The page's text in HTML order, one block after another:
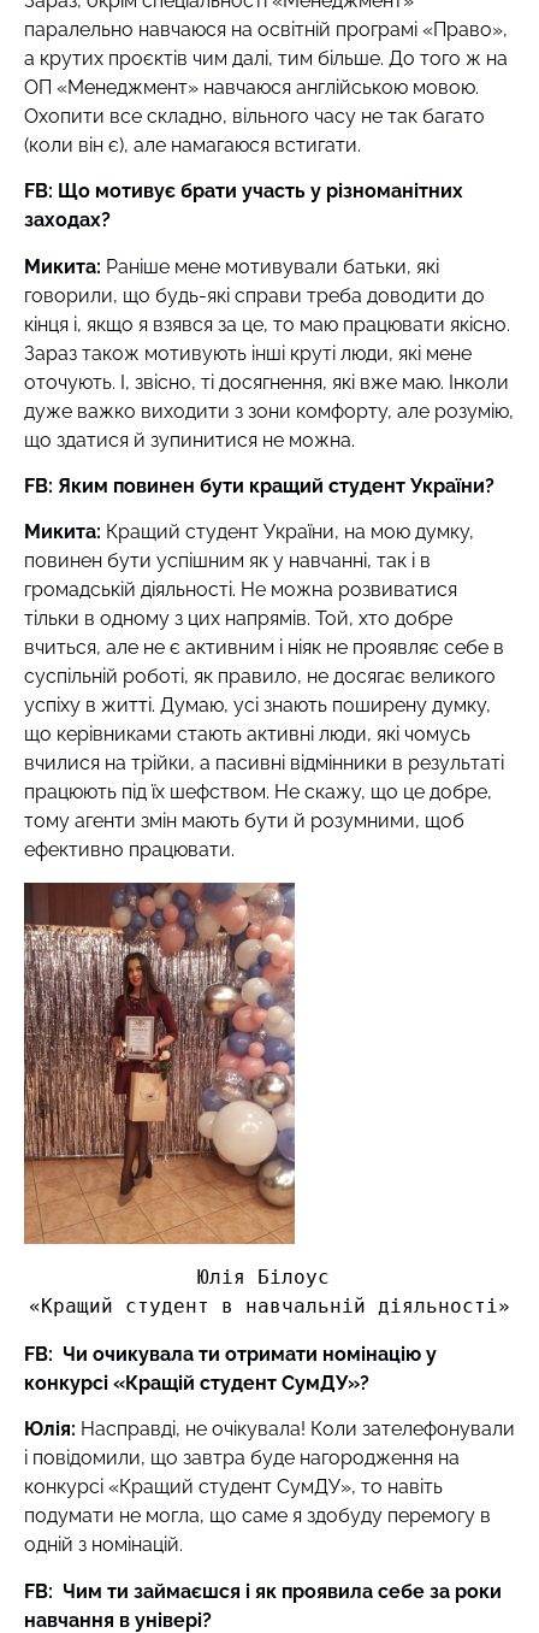
паралельно навчаюся на освітній програмі «Право»,
а крутих проєктів чим далі, тим більше. До того ж на
ОП «Менеджмент» навчаюся англійською мовою.
Охопити все складно, вільного часу не так багато
(коли він є), але намагаюся встигати.
FB: Що мотивує брати участь у різноманітних
заходах?
Микита: Раніше мене мотивували батьки, які
говорили, що будь-які справи треба доводити до
кінця і, якщо я взявся за це, то маю працювати якісно.
Зараз також мотивують інші круті люди, які мене
оточують. І, звісно, ті досягнення, які вже маю. Інколи
дуже важко виходити з зони комфорту, але розумію,
що здатися й зупинитися не можна.
FB: Яким повинен бути кращий студент України?
Микита: Кращий студент України, на мою думку,
повинен бути успішним як у навчанні, так і в
громадській діяльності. Не можна розвиватися
тільки в одному з цих напрямів. Той, хто добре
вчиться, але не є активним і ніяк не проявляє себе в
суспільній роботі, як правило, не досягає великого
успіху в житті. Думаю, усі знають поширену думку,
що керівниками стають активні люди, які чомусь
вчилися на трійки, а пасивні відмінники в результаті
працюють під їх шефством. Не скажу, що це добре,
тому агенти змін мають бути й розумними, щоб
ефективно працювати.
Юлія Білоус
«Кращий студент в навчальній діяльності»
FB: Чи очикувала ти отримати номінацію у
конкурсі «Кращій студент СумДУ»?
Юлія: Насправді, не очікувала! Коли зателефонували
і повідомили, що завтра буде нагородження на
конкурсі «Кращий студент СумДУ», то навіть
подумати не могла, що саме я здобуду перемогу в
одній з номінацій.
FB: Чим ти займаєшся і як проявила себе за роки
навчання в універі?